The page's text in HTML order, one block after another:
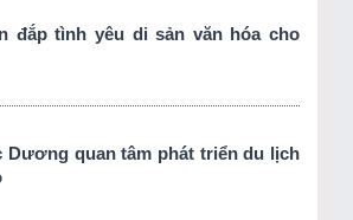
đắp tình yêu di sản văn hóa cho
Dương quan tâm phát triển du lịch